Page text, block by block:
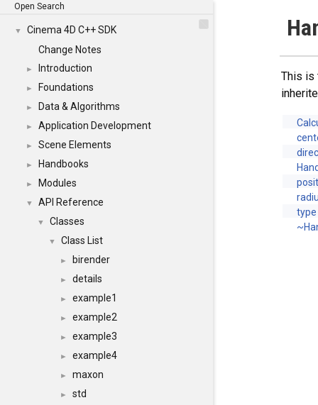
Open Search
▼
Cinema 4D C++ SDK
Change Notes
► Introduction
► Foundations
► Data & Algorithms
► Application Development
► Scene Elements
► Handbooks
► Modules
▼ API Reference
▼ Classes
▼ Class List
► birender
► details
► example1
► example2
► example3
► example4
► maxon
► std
This
type